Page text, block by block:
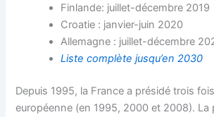
Finlande: juillet-décembre 2019
Croatie : janvier-juin 2020
Allemagne : juillet-décembre
Liste complète jusqu’en 2030
Depuis 1995, la France a présidé trois
européenne (en 1995, 2000 et 2008). La